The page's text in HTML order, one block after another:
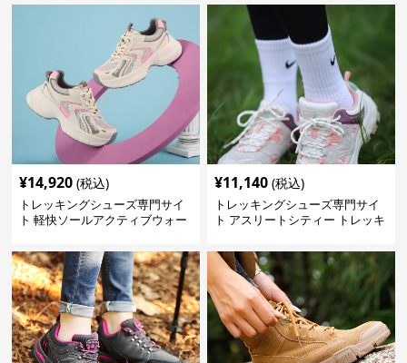
¥14,920 (税込)
トレッキングシューズ専門サイ
ト 軽快ソールアクティブウォー
¥11,140 (税込)
トレッキングシューズ専門サイ
ト アスリートシティー トレッキ